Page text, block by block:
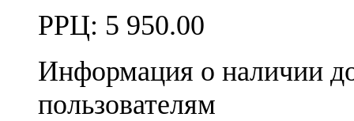
РРЦ: 5 950.00
Информация о наличии
пользователям